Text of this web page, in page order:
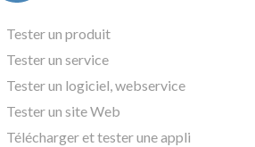
Tester un produit
Tester un service
Tester un logiciel, webservice
Tester un site Web
Télécharger et tester une appli